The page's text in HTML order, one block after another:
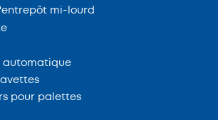
mi-lourd
automatique
pour palettes